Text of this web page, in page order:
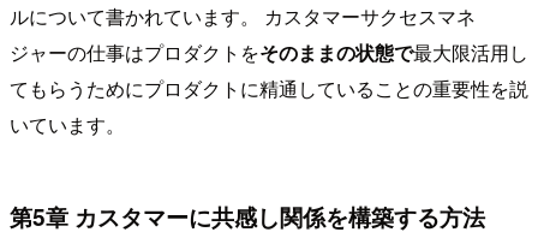
ルについて書かれています。 カスタマーサクセスマネ
ジャーの仕事はプロダクトをそのままの状態で最大限活用し
てもらうためにプロダクトに精通していることの重要性を説
いています。
第5章 カスタマーに共感し関係を構築する方法